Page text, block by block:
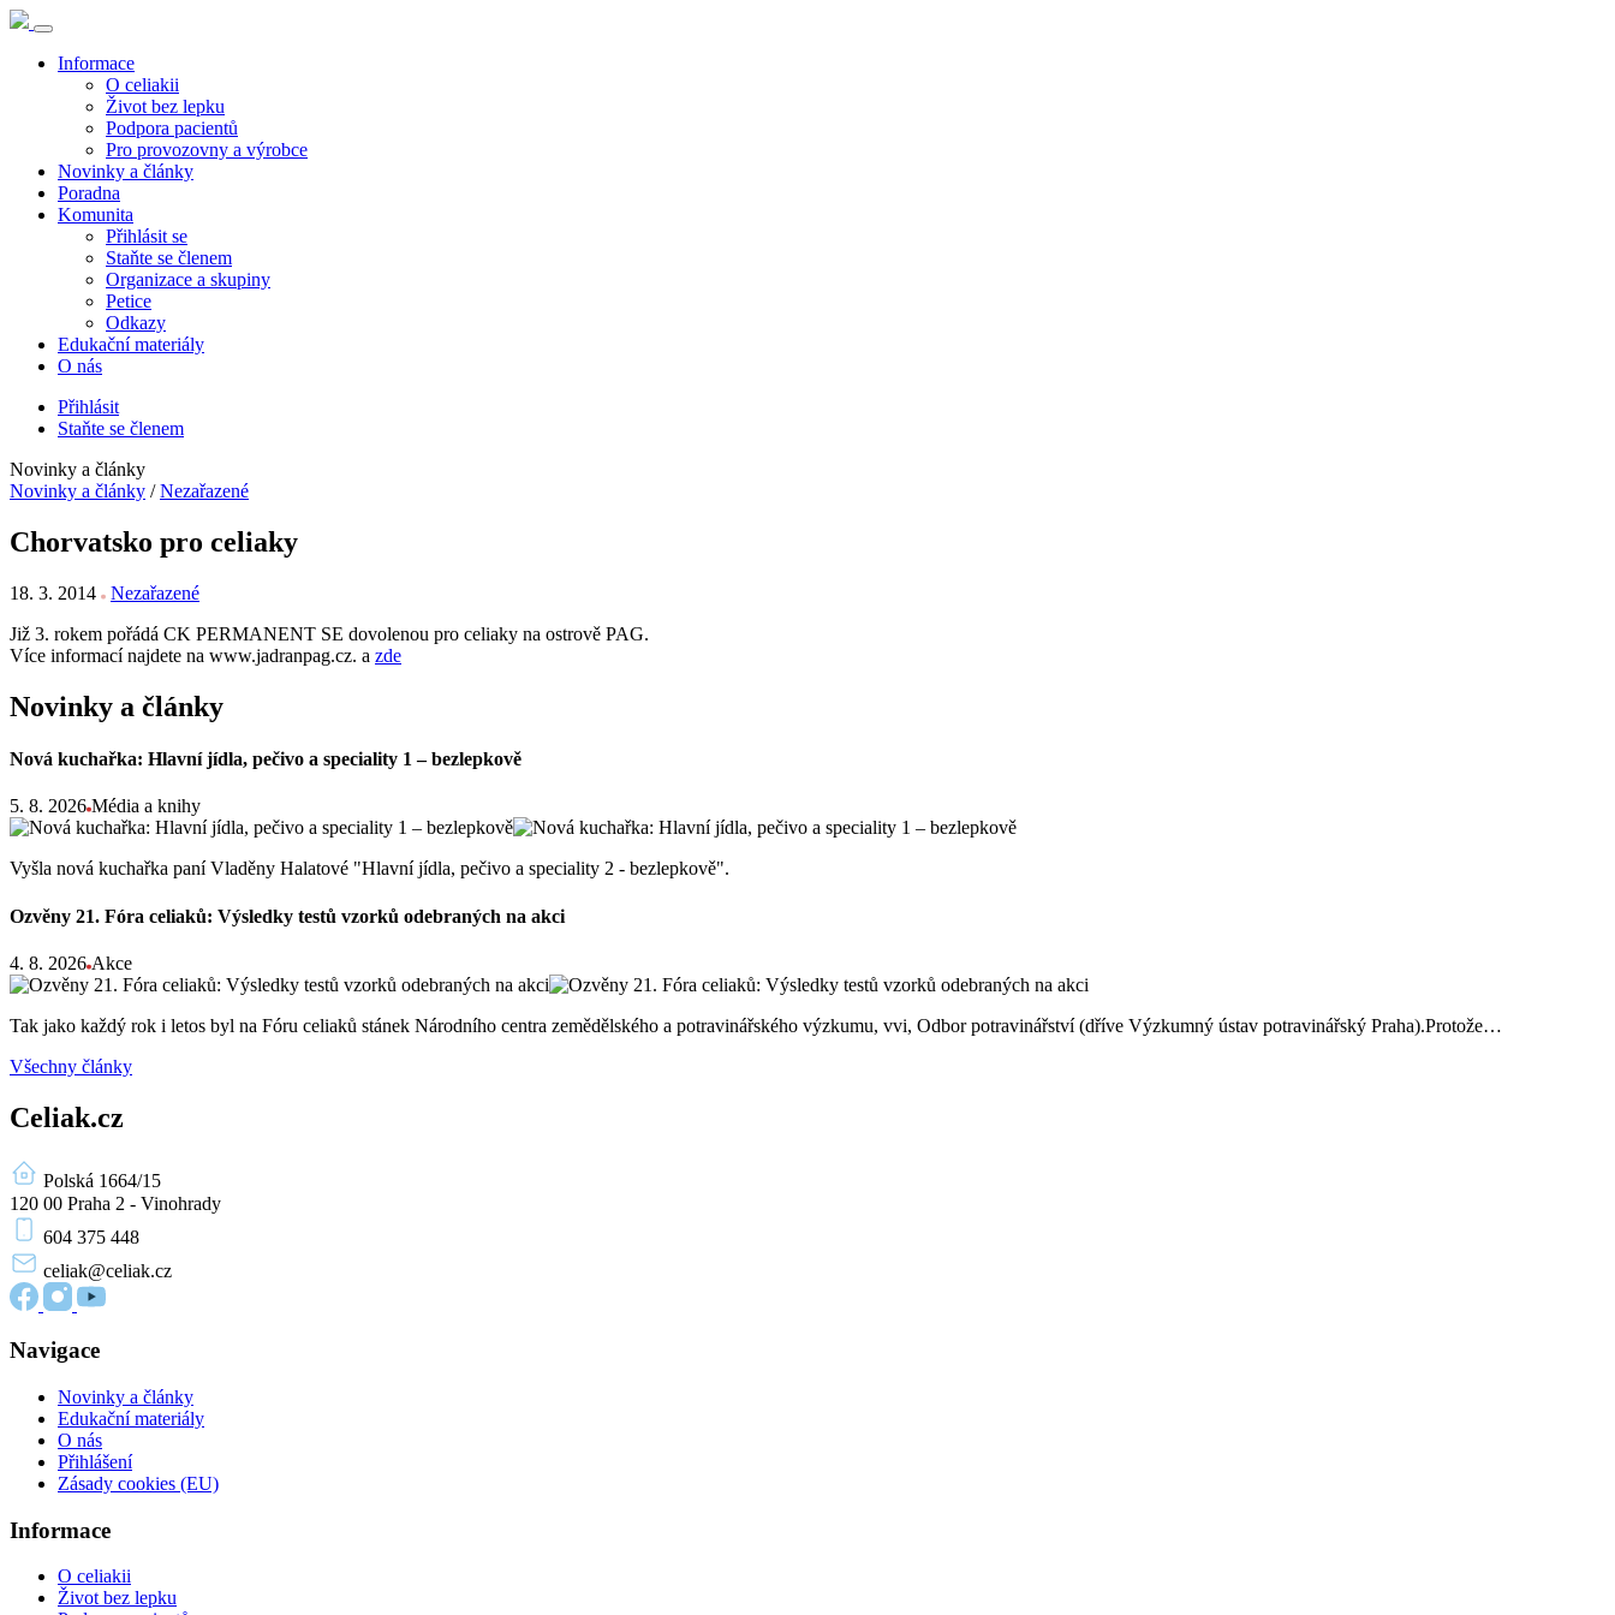
Informace
O celiakii
Život bez lepku
Podpora pacientů
Pro provozovny a výrobce
Novinky a články
Poradna
Komunita
Přihlásit se
Staňte se členem
Organizace a skupiny
Petice
Odkazy
Edukační materiály
O nás
Přihlásit
Staňte se členem
Novinky a články
Novinky a články / Nezařazené
Chorvatsko pro celiaky
18. 3. 2014
Nezařazené
Již 3. rokem pořádá CK PERMANENT SE dovolenou pro celiaky na ostrově PAG.
Více informací najdete na www.jadranpag.cz. a zde
Novinky a články
Nová kuchařka: Hlavní jídla, pečivo a speciality 1 – bezlepkově
5. 8. 2026 Média a knihy
Vyšla nová kuchařka paní Vladěny Halatové "Hlavní jídla, pečivo a speciality 2 - bezlepkově".
Ozvěny 21. Fóra celiaků: Výsledky testů vzorků odebraných na akci
4. 8. 2026 Akce
Tak jako každý rok i letos byl na Fóru celiaků stánek Národního centra zemědělského a potravinářského výzkumu, vvi, Odbor potravinářství (dříve Výzkumný ústav potravinářský Praha).Protože…
Všechny články
Celiak.cz
Polská 1664/15
120 00 Praha 2 - Vinohrady
604 375 448
celiak@celiak.cz
Navigace
Novinky a články
Edukační materiály
O nás
Přihlášení
Zásady cookies (EU)
Informace
O celiakii
Život bez lepku